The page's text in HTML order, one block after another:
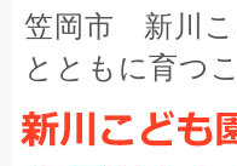
笠岡市 新川こ
とともに育つ